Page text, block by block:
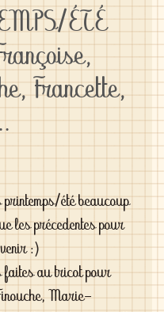
ÉTÉ
Francette,
printemps/été beaucoup
les précedentes pour
:)
faites au tricot pour
Marie-